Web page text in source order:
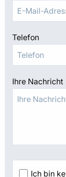
Telefon
Ihre Nachricht
Ich bin